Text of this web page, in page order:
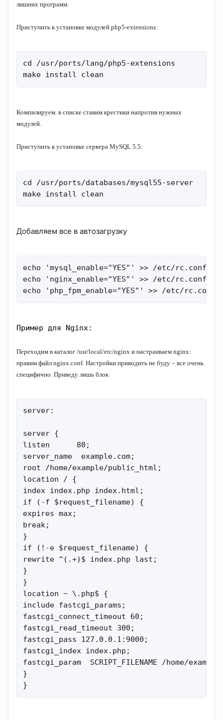
лишних программ.
Приступить к установке модулей php5-extensions:
cd /usr/ports/lang/php5-extensions
make install clean
Компилируем. в списке ставим крестики напротив нужных
модулей.
Приступить к установке сервера MySQL 5.5:
cd /usr/ports/databases/mysql55-server
make install clean
Добавляем все в автозагрузку
echo 'mysql_enable="YES"' >> /etc/rc.conf
echo 'nginx_enable="YES"' >> /etc/rc.conf
echo 'php_fpm_enable="YES"' >> /etc/rc.conf
Пример для Nginx:
Переходим в каталог /usr/local/etc/nginx и настраиваем nginx:
правим файл nginx.conf. Настройки приводить не буду – все очень
специфично. Приведу лишь блок
server:
server {
listen      80;
server_name  example.com;
root /home/example/public_html;
location / {
index index.php index.html;
if (-f $request_filename) {
expires max;
break;
}
if (!-e $request_filename) {
rewrite ^(.+)$ index.php last;
}
}
location ~ \.php$ {
include fastcgi_params;
fastcgi_connect_timeout 60;
fastcgi_read_timeout 300;
fastcgi_pass 127.0.0.1:9000;
fastcgi_index index.php;
fastcgi_param  SCRIPT_FILENAME /home/
}
}